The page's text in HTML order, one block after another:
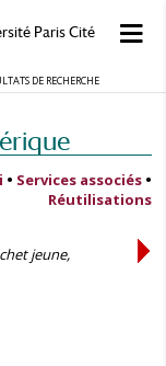
Paris Cité
DE RECHERCHE
• Services associés •
Réutilisations
jeune,